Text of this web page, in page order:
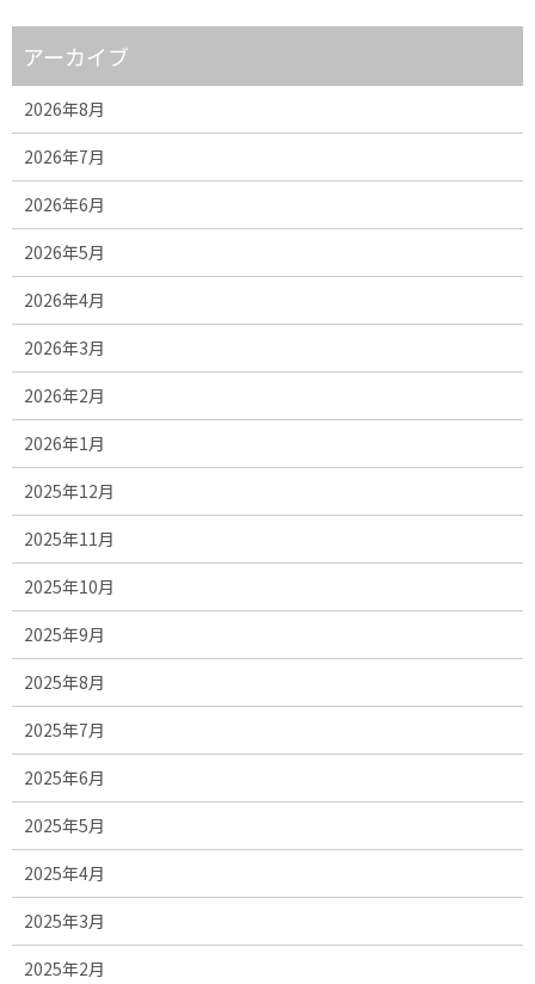
アーカイブ
2026年8月
2026年7月
2026年6月
2026年5月
2026年4月
2026年3月
2026年2月
2026年1月
2025年12月
2025年11月
2025年10月
2025年9月
2025年8月
2025年7月
2025年6月
2025年5月
2025年4月
2025年3月
2025年2月